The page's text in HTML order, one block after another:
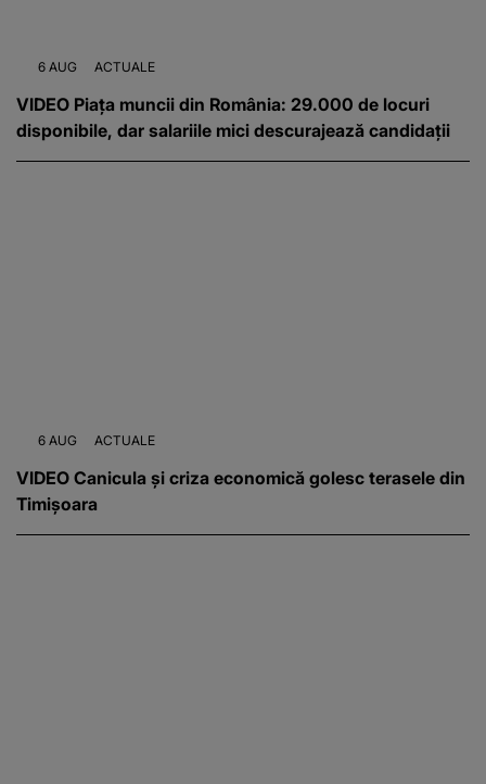
6 AUG ACTUALE
VIDEO Piața muncii din România: 29.000 de locuri
disponibile, dar salariile mici descurajează candidații
6 AUG ACTUALE
VIDEO Canicula și criza economică golesc terasele din
Timișoara